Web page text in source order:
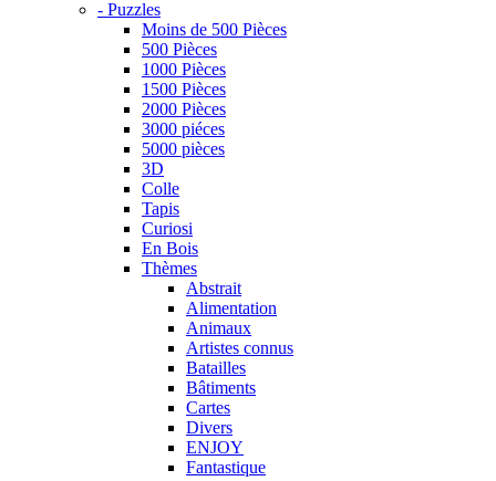
- Puzzles
Moins de 500 Pièces
500 Pièces
1000 Pièces
1500 Pièces
2000 Pièces
3000 piéces
5000 pièces
3D
Colle
Tapis
Curiosi
En Bois
Thèmes
Abstrait
Alimentation
Animaux
Artistes connus
Batailles
Bâtiments
Cartes
Divers
ENJOY
Fantastique